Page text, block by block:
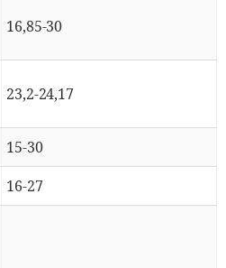
16,85-30
23,2-24,17
15-30
16-27